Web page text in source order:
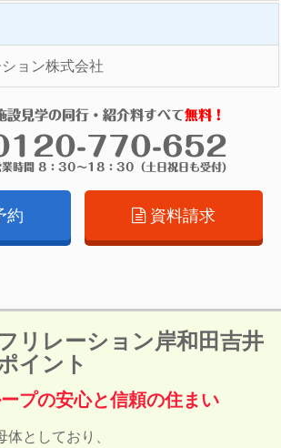
ョン株式会社
約 資料請求
リレーション岸和田吉井
イント
プの安心と信頼の住まい
としており、